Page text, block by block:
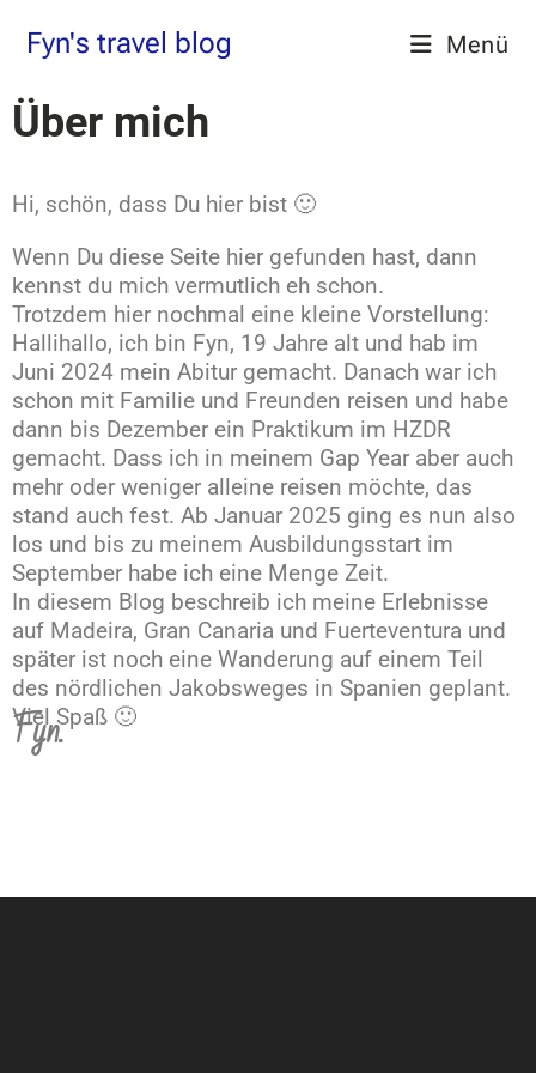
Fyn's travel blog Menü
Über mich
Hi, schön, dass Du hier bist 🙂
Wenn Du diese Seite hier gefunden hast, dann
kennst du mich vermutlich eh schon.
Trotzdem hier nochmal eine kleine Vorstellung:
Hallihallo, ich bin Fyn, 19 Jahre alt und hab im
Juni 2024 mein Abitur gemacht. Danach war ich
schon mit Familie und Freunden reisen und habe
dann bis Dezember ein Praktikum im HZDR
gemacht. Dass ich in meinem Gap Year aber auch
mehr oder weniger alleine reisen möchte, das
stand auch fest. Ab Januar 2025 ging es nun also
los und bis zu meinem Ausbildungsstart im
September habe ich eine Menge Zeit.
In diesem Blog beschreib ich meine Erlebnisse
auf Madeira, Gran Canaria und Fuerteventura und
später ist noch eine Wanderung auf einem Teil
des nördlichen Jakobsweges in Spanien geplant.
Viel Spaß 🙂
Fyn.